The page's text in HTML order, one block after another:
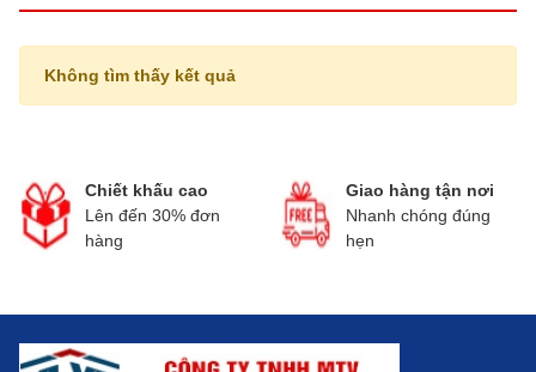
Không tìm thấy kết quả
Chiết khấu cao
Lên đến 30% đơn
hàng
Giao hàng tận nơi
Nhanh chóng đúng
hẹn